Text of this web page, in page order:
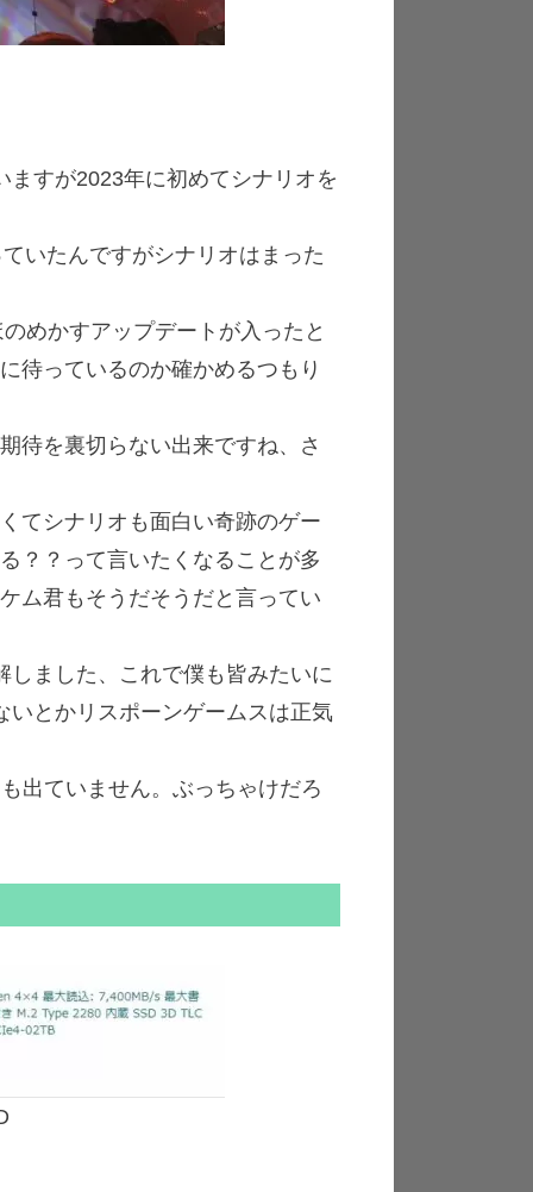
すが2023年に初めてシナリオを
いたんですがシナリオはまった
めかすアップデートが入ったと
待っているのか確かめるつもり
待を裏切らない出来ですね、さ
てシナリオも面白い奇跡のゲー
？？って言いたくなることが多
ム君もそうだそうだと言ってい
ました、これで僕も皆みたいに
とかリスポーンゲームスは正気
出ていません。ぶっちゃけだろ